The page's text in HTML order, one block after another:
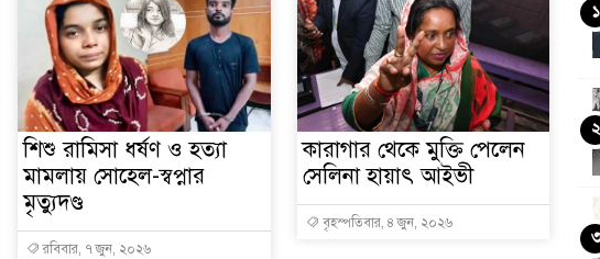
শিশু রামিসা ধর্ষণ ও হত্যা
মামলায় সোহেল-স্বপ্নার
মৃত্যুদণ্ড
রবিবার, ৭ জুন, ২০২৬
কারাগার থেকে মুক্তি পেলেন
সেলিনা হায়াৎ আইভী
বৃহস্পতিবার, ৪ জুন, ২০২৬
১
২
৩